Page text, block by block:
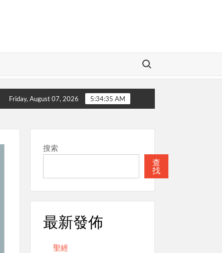
Search for:
本週關注 聖經
Friday, August 07, 2026 5:34:36 AM
搜索
查
找
最新發佈
聖經